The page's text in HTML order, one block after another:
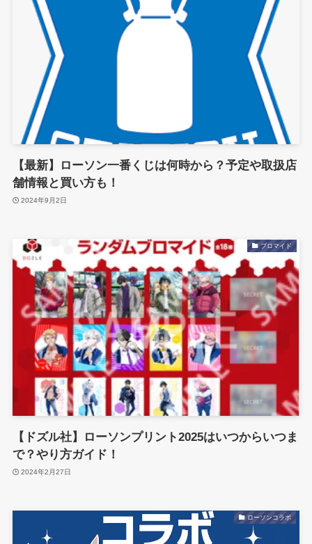
【最新】ローソン一番くじは何時から？予定や取扱店
舗情報と買い方も！
2024年9月2日
ブロマイド
【ドズル社】ローソンプリント2025はいつからいつま
で？やり方ガイド！
2024年2月27日
ローソンコラボ